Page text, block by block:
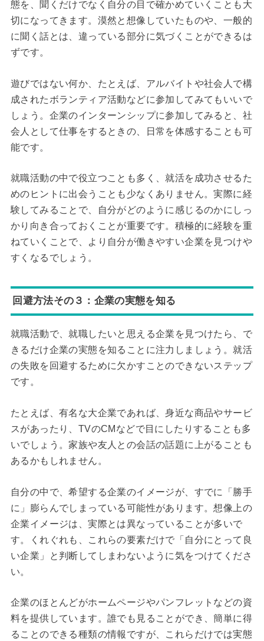
態を、聞くだけでなく自分の目で確かめていくことも大
切になってきます。漠然と想像していたものや、一般的
に聞く話とは、違っている部分に気づくことができるは
ずです。
遊びではない何か、たとえば、アルバイトや社会人で構
成されたボランティア活動などに参加してみてもいいで
しょう。企業のインターンシップに参加してみると、社
会人として仕事をするときの、日常を体感することも可
能です。
就職活動の中で役立つことも多く、就活を成功させるた
めのヒントに出会うことも少なくありません。実際に経
験してみることで、自分がどのように感じるのかにしっ
かり向き合っておくことが重要です。積極的に経験を重
ねていくことで、より自分が働きやすい企業を見つけや
すくなるでしょう。
回避方法その３：企業の実態を知る
就職活動で、就職したいと思える企業を見つけたら、で
きるだけ企業の実態を知ることに注力しましょう。就活
の失敗を回避するために欠かすことのできないステップ
です。
たとえば、有名な大企業であれば、身近な商品やサービ
スがあったり、TVのCMなどで目にしたりすることも多
いでしょう。家族や友人との会話の話題に上がることも
あるかもしれません。
自分の中で、希望する企業のイメージが、すでに「勝手
に」膨らんでしまっている可能性があります。想像上の
企業イメージは、実際とは異なっていることが多いで
す。くれぐれも、これらの要素だけで「自分にとって良
い企業」と判断してしまわないように気をつけてくださ
い。
企業のほとんどがホームページやパンフレットなどの資
料を提供しています。誰でも見ることができ、簡単に得
ることのできる種類の情報ですが、これらだけでは実態